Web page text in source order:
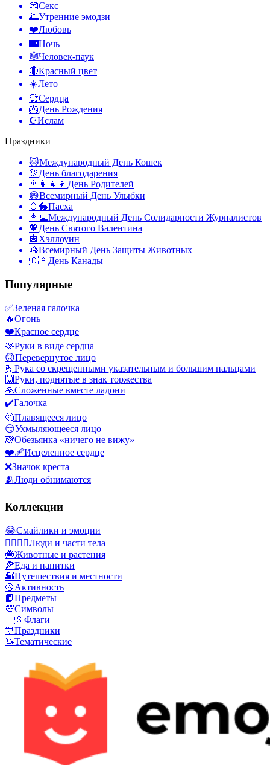
💏Секс
🌅Утренние эмодзи
❤️Любовь
🌃Ночь
🕸️Человек-паук
🔴Красный цвет
☀️Лето
💞Сердца
🎂День Рождения
☪️Ислам
Праздники
🐱Международный День Кошек
🦃День благодарения
👨‍👩‍👧‍👦 День Родителей
😄Всемирный День Улыбки
🥚🐇Пасха
👩‍💻Международный День Солидарности Журналистов
💖День Святого Валентина
🎃Хэллоуин
🦓Всемирный День Защиты Животных
🇨🇦День Канады
Популярные
✅Зеленая галочка
🔥Огонь
❤️Красное сердце
🫶Руки в виде сердца
🙃Перевернутое лицо
🫰 Рука со скрещенными указательным и большим пальцами
🙌Руки, поднятые в знак торжества
🙏Сложенные вместе ладони
✔️Галочка
🫠Плавящееся лицо
😏Ухмыляющееся лицо
🙈Обезьянка «ничего не вижу»
❤️‍🩹Исцеленное сердце
❌Значок креста
🫂Люди обнимаются
Коллекции
😂Смайлики и эмоции
👩‍❤️‍💋‍👨Люди и части тела
🐝Животные и растения
🍕Еда и напитки
🌇Путешествия и местности
🥎Активность
📙Предметы
💯Символы
🇺🇸Флаги
🎊Праздники
🦄Тематические